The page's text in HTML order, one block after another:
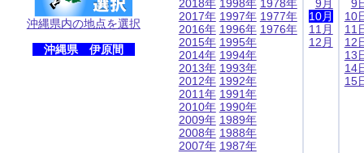
沖縄県内の地点を選択
沖縄県 伊原間
2018年
2017年
2016年
2015年
2014年
2013年
2012年
2011年
2010年
2009年
2008年
2007年
1998年
1997年
1996年
1995年
1994年
1993年
1992年
1991年
1990年
1989年
1988年
1987年
1978年
1977年
1976年
9月
10月
11月
12月
9
10
11
12
13
14
15